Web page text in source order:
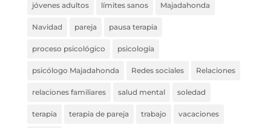
jóvenes adultos límites sanos Majadahonda
Navidad pareja pausa terapia
proceso psicológico psicología
psicólogo Majadahonda Redes sociales Relaciones
relaciones familiares salud mental soledad
terapia terapia de pareja trabajo vacaciones